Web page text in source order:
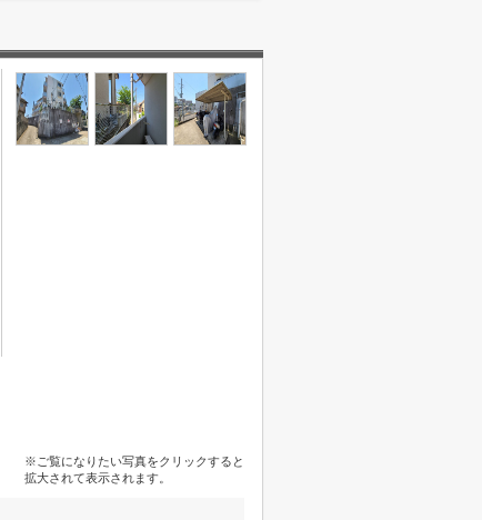
※ご覧になりたい写真をクリックすると
拡大されて表示されます。